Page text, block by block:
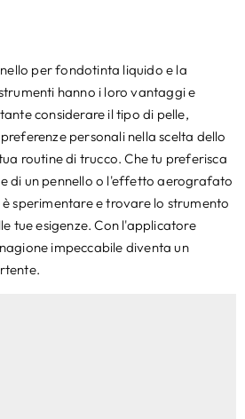
per fondotinta liquido e la
hanno i loro vantaggi e
considerare il tipo di pelle,
personali nella scelta dello
routine di trucco. Che tu preferisca
di un pennello o l'effetto aerografato
sperimentare e trovare lo strumento
tue esigenze. Con l'applicatore
impeccabile diventa un